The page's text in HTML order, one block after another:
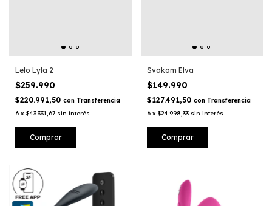
Lelo Lyla 2
$259.990
$220.991,50 con Transferencia
6 x $43.331,67 sin interés
Comprar
Svakom Elva
$149.990
$127.491,50 con Transferencia
6 x $24.998,33 sin interés